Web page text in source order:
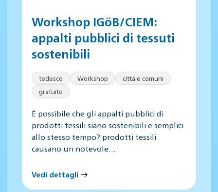
Workshop IGöB/CIEM:
appalti pubblici di tessuti
sostenibili
tedesco Workshop
città e comuni
gratuito
È possibile che gli appalti pubblici di
prodotti tessili siano sostenibili e semplici
allo stesso tempo? prodotti tessili
causano un notevole…
Vedi dettagli